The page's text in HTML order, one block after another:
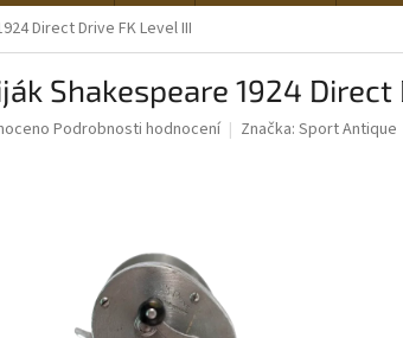
Direct Drive FK Level III
Shakespeare 1924 Direct
Podrobnosti hodnocení Značka: Sport Antique